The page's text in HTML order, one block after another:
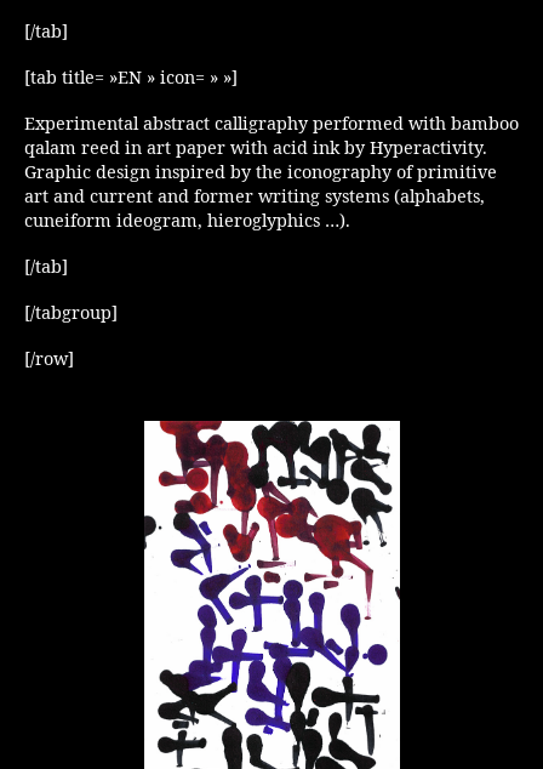
[/tab]
[tab title= »EN » icon= » »]
Experimental abstract calligraphy performed with bamboo
qalam reed in art paper with acid ink by Hyperactivity.
Graphic design inspired by the iconography of primitive
art and current and former writing systems (alphabets,
cuneiform ideogram, hieroglyphics …).
[/tab]
[/tabgroup]
[/row]